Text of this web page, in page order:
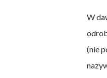
W
(nie